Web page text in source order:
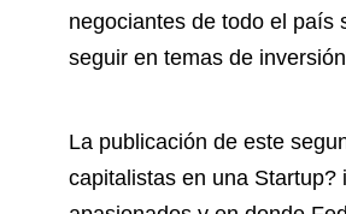
negociantes de todo el país
seguir en temas de
La publicación de este
capitalistas en una